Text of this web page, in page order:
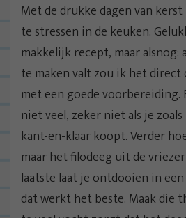
Met de drukke dagen van
te stressen in de keuken.
makkelijk recept, maar
te maken valt zou ik het
met een goede
niet veel, zeker niet als je
kant-en-klaar koopt. Verder
maar het filodeeg uit de
laatste laat je ontdooien in
dat werkt het beste. Maak die